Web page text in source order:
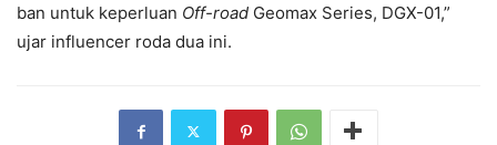
ban untuk keperluan Off-road Geomax Series, DGX-01,”
ujar influencer roda dua ini.